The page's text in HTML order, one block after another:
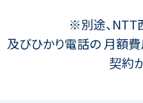
※別途、NTT
及びひかり電話の 月額費
契約